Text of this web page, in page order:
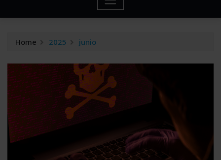
Home 2025 junio